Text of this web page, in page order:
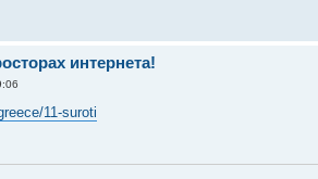
интернета!
11-suroti